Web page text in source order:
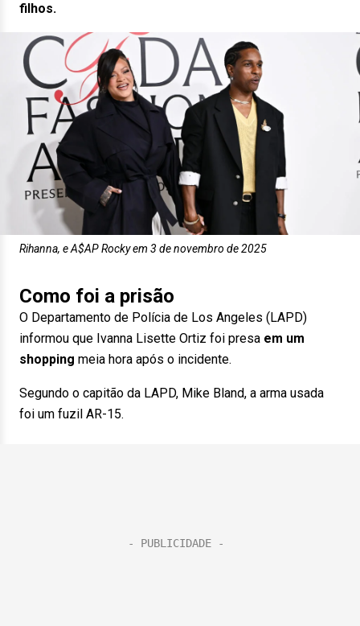
filhos.
Rihanna, e A$AP Rocky em 3 de novembro de 2025
Como foi a prisão
O Departamento de Polícia de Los Angeles (LAPD)
informou que Ivanna Lisette Ortiz foi presa em um
shopping meia hora após o incidente.
Segundo o capitão da LAPD, Mike Bland, a arma usada
foi um fuzil AR-15.